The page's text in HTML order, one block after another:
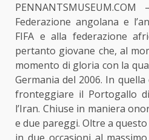
Federazione angolana e
FIFA e alla federazione
pertanto giovane che, al
momento di gloria con la
Germania del 2006. In
fronteggiare il Portogallo
l’Iran. Chiuse in maniera
e due pareggi. Oltre a